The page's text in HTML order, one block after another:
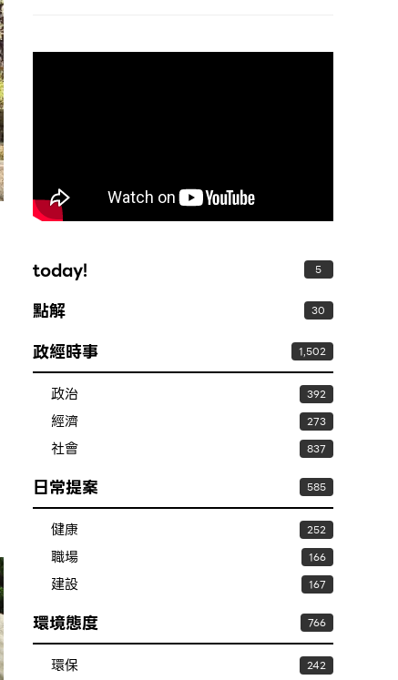
today! 5
點解 30
政經時事 1,502
政治 392
經濟 273
社會 837
日常提案 585
健康 252
職場 166
建設 167
環境態度 766
環保 242